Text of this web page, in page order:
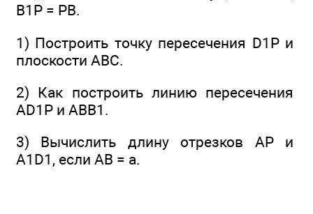
В1Р = РВ.
1) Построить точку пересечения D1P и
плоскости ABC.
2) Как построить линию пересечения
AD1P и АВВ1.
3) Вычислить длину отрезков АР и
A1D1, если АВ = а.